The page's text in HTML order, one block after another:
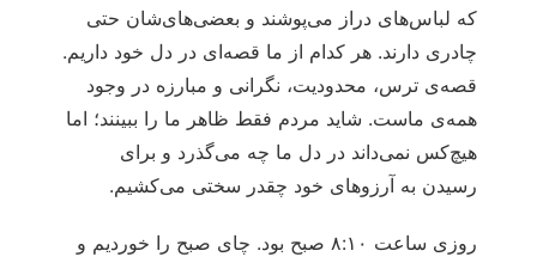
که لباس‌های دراز می‌پوشند و بعضی‌های‌شان حتی
چادری دارند. هر کدام از ما قصه‌ای در دل خود داریم.
قصه‌ی ترس، محدودیت، نگرانی و مبارزه در وجود
همه‌ی ماست. شاید مردم فقط ظاهر ما را ببینند؛ اما
هیچ‌کس نمی‌داند در دل ما چه می‌گذرد و برای
رسیدن به آرزوهای خود چقدر سختی می‌کشیم.
روزی ساعت ۸:۱۰ صبح بود. چای صبح را خوردیم و